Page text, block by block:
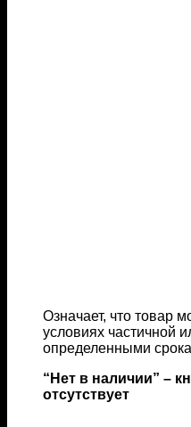
Означает, что товар
условиях частичной
определенными
“Нет в наличии” –
отсутствует